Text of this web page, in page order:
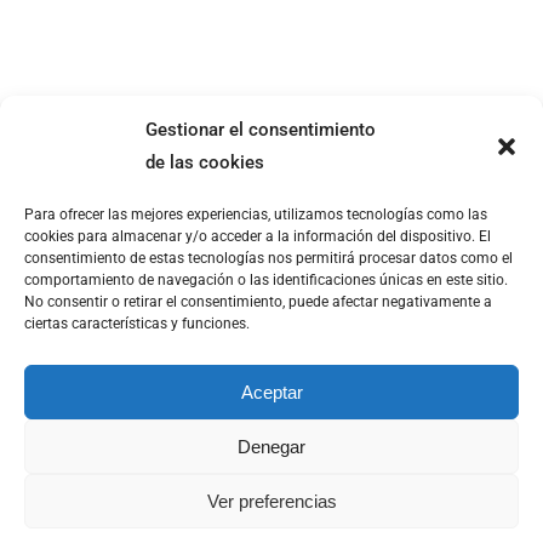
Gestionar el consentimiento
de las cookies
Para ofrecer las mejores experiencias, utilizamos tecnologías como las
cookies para almacenar y/o acceder a la información del dispositivo. El
consentimiento de estas tecnologías nos permitirá procesar datos como el
comportamiento de navegación o las identificaciones únicas en este sitio.
No consentir o retirar el consentimiento, puede afectar negativamente a
ciertas características y funciones.
Aceptar
Denegar
Ver preferencias
ILS Innovative Learning Solutions 2023 |Aviso legal| Política de
cookies|Política de privacidad|Política de cancelación|Devolución
y reembolso|Seguridad y protección a compradores